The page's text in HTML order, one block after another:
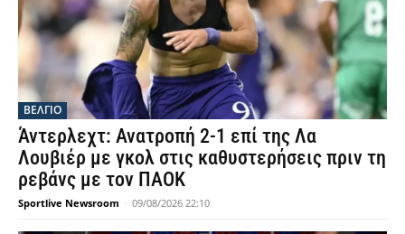
ΒΕΛΓΙΟ
Άντερλεχτ: Ανατροπή 2-1 επί της Λα
Λουβιέρ με γκολ στις καθυστερήσεις πριν τη
ρεβάνς με τον ΠΑΟΚ
Sportlive Newsroom - 09/08/2026 22:10